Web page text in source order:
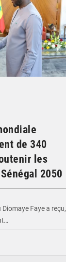
de 340
les
2050
Faye a reçu,